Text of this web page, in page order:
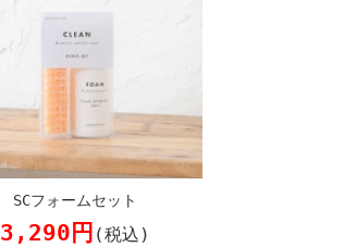
SCフォームセット
3,290円 (税込)